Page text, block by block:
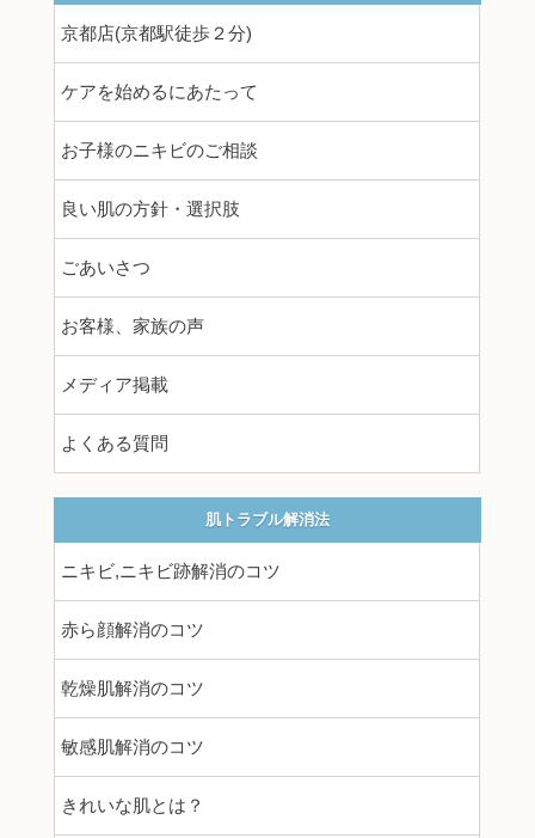
京都店(京都駅徒歩２分)
ケアを始めるにあたって
お子様のニキビのご相談
良い肌の方針・選択肢
ごあいさつ
お客様、家族の声
メディア掲載
よくある質問
肌トラブル解消法
ニキビ,ニキビ跡解消のコツ
赤ら顔解消のコツ
乾燥肌解消のコツ
敏感肌解消のコツ
きれいな肌とは？